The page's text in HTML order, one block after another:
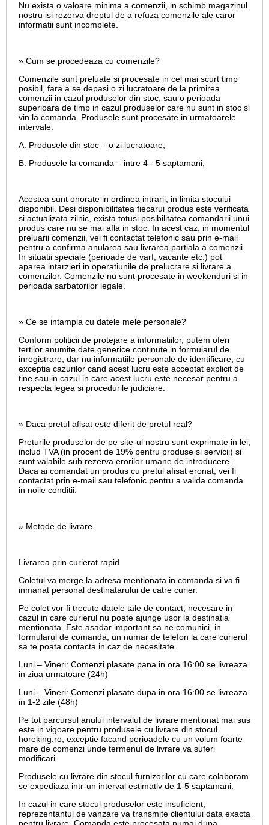
Nu exista o valoare minima a comenzii, in schimb magazinul
nostru isi rezerva dreptul de a refuza comenzile ale caror
informatii sunt incomplete.
» Cum se procedeaza cu comenzile?
Comenzile sunt preluate si procesate in cel mai scurt timp
posibil, fara a se depasi o zi lucratoare de la primirea
comenzii in cazul produselor din stoc, sau o perioada
superioara de timp in cazul produselor care nu sunt in stoc si
vin la comanda. Produsele sunt procesate in urmatoarele
intervale:
A. Produsele din stoc – o zi lucratoare;
B. Produsele la comanda – intre 4 - 5 saptamani;
Acestea sunt onorate in ordinea intrarii, in limita stocului
disponibil. Desi disponibilitatea fiecarui produs este verificata
si actualizata zilnic, exista totusi posibilitatea comandarii unui
produs care nu se mai afla in stoc. In acest caz, in momentul
preluarii comenzii, vei fi contactat telefonic sau prin e-mail
pentru a confirma anularea sau livrarea partiala a comenzii.
In situatii speciale (perioade de varf, vacante etc.) pot
aparea intarzieri in operatiunile de prelucrare si livrare a
comenzilor. Comenzile nu sunt procesate in weekenduri si in
perioada sarbatorilor legale.
» Ce se intampla cu datele mele personale?
Conform politicii de protejare a informatiilor, putem oferi
tertilor anumite date generice continute in formularul de
inregistrare, dar nu informatiile personale de identificare, cu
exceptia cazurilor cand acest lucru este acceptat explicit de
tine sau in cazul in care acest lucru este necesar pentru a
respecta legea si procedurile judiciare.
» Daca pretul afisat este diferit de pretul real?
Preturile produselor de pe site-ul nostru sunt exprimate in lei,
includ TVA (in procent de 19% pentru produse si servicii) si
sunt valabile sub rezerva erorilor umane de introducere.
Daca ai comandat un produs cu pretul afisat eronat, vei fi
contactat prin e-mail sau telefonic pentru a valida comanda
in noile conditii.
» Metode de livrare
Livrarea prin curierat rapid
Coletul va merge la adresa mentionata in comanda si va fi
inmanat personal destinatarului de catre curier.
Pe colet vor fi trecute datele tale de contact, necesare in
cazul in care curierul nu poate ajunge usor la destinatia
mentionata. Este asadar important sa ne comunici, in
formularul de comanda, un numar de telefon la care curierul
sa te poata contacta in caz de necesitate.
Luni – Vineri: Comenzi plasate pana in ora 16:00 se livreaza
in ziua urmatoare (24h)
Luni – Vineri: Comenzi plasate dupa in ora 16:00 se livreaza
in 1-2 zile (48h)
Pe tot parcursul anului intervalul de livrare mentionat mai sus
este in vigoare pentru produsele cu livrare din stocul
horeking.ro, exceptie facand perioadele cu un volum foarte
mare de comenzi unde termenul de livrare va suferi
modificari.
Produsele cu livrare din stocul furnizorilor cu care colaboram
se expediaza intr-un interval estimativ de 1-5 saptamani.
In cazul in care stocul produselor este insuficient,
reprezentantul de vanzare va transmite clientului data exacta